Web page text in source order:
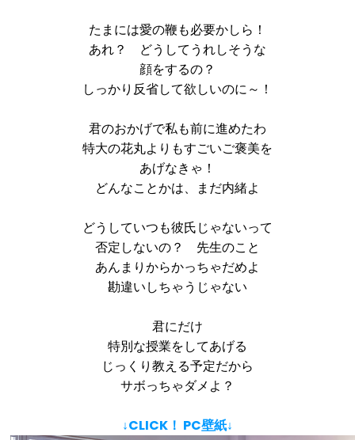
たまには愛の鞭も必要かしら！
あれ？ どうしてうれしそうな
顔をするの？
しっかり反省して欲しいのに～！
君のおかげで私も前に進めたわ
特大の花丸よりもすごいご褒美を
あげなきゃ！
どんなことかは、まだ内緒よ
どうしていつも彼氏じゃないって
否定しないの？ 先生のこと
あんまりからかっちゃだめよ
勘違いしちゃうじゃない
君にだけ
特別な授業をしてあげる
じっくり教える予定だから
サボっちゃダメよ？
↓CLICK！ PC壁紙↓